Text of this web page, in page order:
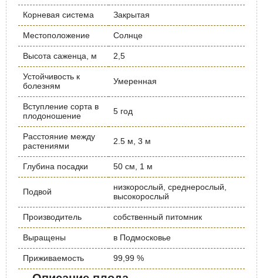
Корневая система Закрытая
Местоположение Солнце
Высота саженца, м 2,5
Устойчивость к
болезням
Умеренная
Вступление сорта в
плодоношение
5 год
Расстояние между
растениями
2.5 м, 3 м
Глубина посадки 50 см, 1 м
Подвой
низкорослый, среднерослый,
высокорослый
Производитель собственный питомник
Выращены в Подмосковье
Приживаемость 99,99 %